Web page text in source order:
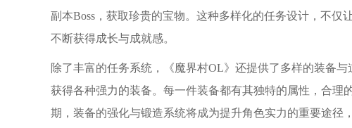
副本Boss，获取珍贵的宝物。这种多样化的任务设计，不
不断获得成长与成就感。
除了丰富的任务系统，《魔界村OL》还提供了多样的装备
获得各种强力的装备。每一件装备都有其独特的属性，合
期，装备的强化与锻造系统将成为提升角色实力的重要途径